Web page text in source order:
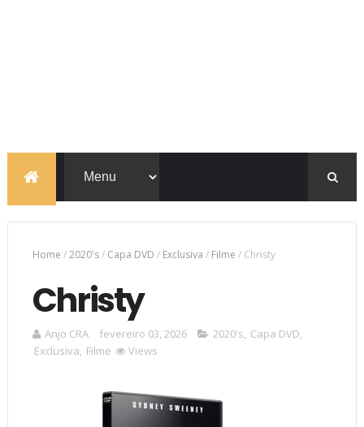
Home /2020's/ Capa DVD / Exclusiva / Filme / Christy
Christy
Anjo CRA fevereiro 03, 2026 2020's, Capa DVD,
Exclusiva, Filme Views